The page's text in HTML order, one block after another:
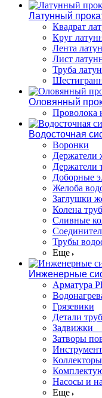
Латунный
Квадрат
Круг
Лента
Лист
Труба
Оловянный
Проволока
Водосточная
Воронки
Держатели
Держатели
Доборные
Желоба
Заглушки
Колена
Сливные
Трубы
Еще
Инженерные
Арматура
Грязевики
Детали
Задвижки
Затворы
Насосы и
Еще